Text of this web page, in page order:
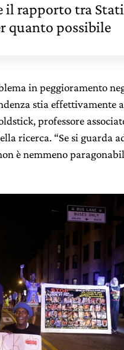
il rapporto tra
quanto possibile
in peggioramento
stia effettivamente
professore
ricerca. “Se si guarda
è nemmeno